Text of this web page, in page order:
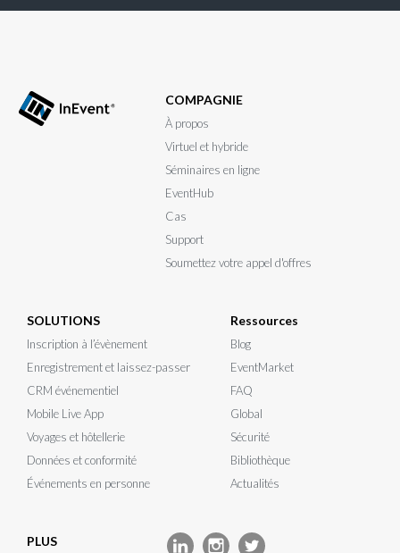
COMPAGNIE
À propos
Virtuel et hybride
Séminaires en ligne
EventHub
Cas
Support
Soumettez votre appel d'offres
SOLUTIONS
Inscription à l’évènement
Enregistrement et laissez-passer
CRM événementiel
Mobile Live App
Voyages et hôtellerie
Données et conformité
Événements en personne
Ressources
Blog
EventMarket
FAQ
Global
Sécurité
Bibliothèque
Actualités
PLUS